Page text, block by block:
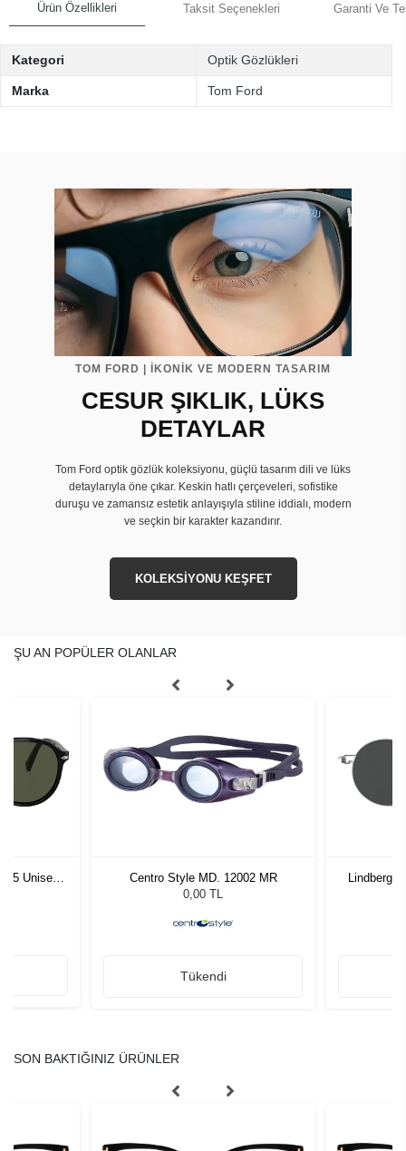
Ürün Özellikleri Taksit Seçenekleri Garanti Ve
Kategori Optik Gözlükleri
Marka Tom Ford
TOM FORD | İKONİK VE MODERN TASARIM
CESUR ŞIKLIK, LÜKS
DETAYLAR
Tom Ford optik gözlük koleksiyonu, güçlü tasarım dili ve lüks
detaylarıyla öne çıkar. Keskin hatlı çerçeveleri, sofistike
duruşu ve zamansız estetik anlayışıyla stiline iddialı, modern
ve seçkin bir karakter kazandırır.
KOLEKSİYONU KEŞFET
ŞU AN POPÜLER OLANLAR
55 Unisex
Centro Style MD. 12002 MR
0,00 TL
Tükendi
Lindberg
SON BAKTIĞINIZ ÜRÜNLER